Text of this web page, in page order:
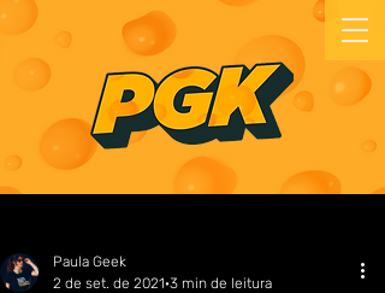
Paula Geek
2 de set. de 2021 3 min de leitura